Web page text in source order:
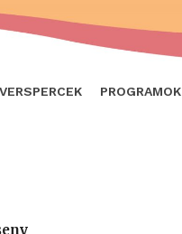
VERSPERCEK PROGRAMOK